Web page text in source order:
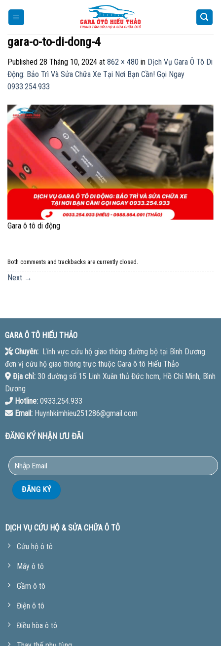
gara-o-to-di-dong-4
Published 28 Tháng 10, 2024 at 862 × 480 in Dịch Vụ Gara Ô Tô Di
Động: Bảo Trì Và Sửa Chữa Xe Tại Nơi Bạn Cần! Gọi Ngay
0933.254.933
Gara ô tô di động
Both comments and trackbacks are currently closed.
Next →
GARA Ô TÔ HIẾU THẢO
Chuyên:Lĩnh vực cứu hộ giao thông đường bộ tại Bình Dương.
đơn vị cứu hộ giao thông trực thuộc Gara ô tô Hiếu Thảo
Địa chỉ:30 đường số 15 Linh Xuân thủ Đức hcm, Hồ Chí Minh, Bình
Dương
Hotline:0933.254.933
Email:Huynhkimhieu251286@gmail.com
ĐĂNG KÝ NHẬN ƯU ĐÃI
DỊCH VỤ CỨU HỘ & SỬA CHỮA Ô TÔ
Cứu hộ ô tô
Máy ô tô
Gầm ô tô
Điện ô tô
Điều hòa ô tô